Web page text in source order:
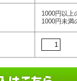
1000円以上
1000円未満